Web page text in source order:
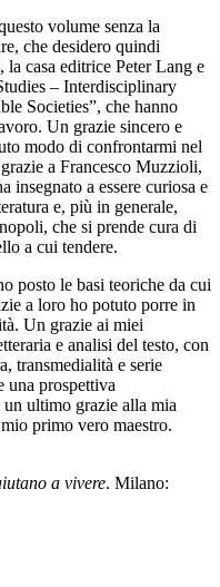
volume senza la
che desidero quindi
casa editrice Peter Lang e
– Interdisciplinary
Societies”, che hanno
Un grazie sincero e
modo di confrontarmi nel
a Francesco Muzzioli,
insegnato a essere curiosa e
e, più in generale,
che si prende cura di
a cui tendere.
posto le basi teoriche da cui
a loro ho potuto porre in
Un grazie ai miei
e analisi del testo, con
transmedialità e serie
una prospettiva
un ultimo grazie alla mia
primo vero maestro.
a vivere. Milano: